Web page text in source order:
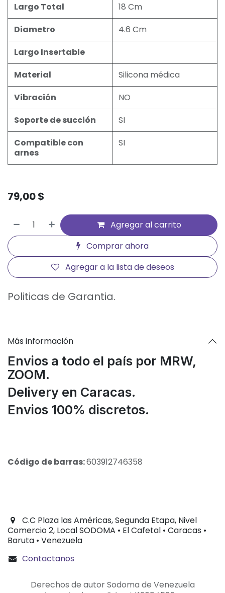
Largo Total
18 Cm
Diametro
4.6 Cm
Largo Insertable
Material
Silicona médica
Vibración
NO
Soporte de succión
SI
Compatible con
arnes
SI
79,00$
Agregar al carrito
Comprar ahora
Agregar a la lista de deseos
Politicas de Garantia.
Más información
Envios a todo el país por MRW,
ZOOM.
Delivery en Caracas.
Envios 100% discretos.
Código de barras:603912746358
C.C Plaza las Américas, Segunda Etapa, Nivel
Comercio 2, Local SODOMA • El Cafetal • Caracas •
Baruta • Venezuela
Contactanos
Derechos de autor Sodoma de Venezuela